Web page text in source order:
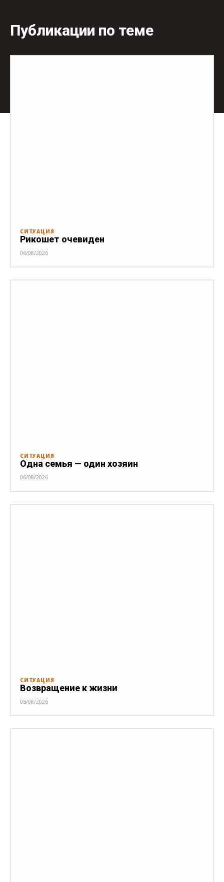
Публикации по теме
СИТУАЦИЯ
Рикошет очевиден
06/08/2026
СИТУАЦИЯ
Одна семья — один хозяин
06/08/2026
СИТУАЦИЯ
Возвращение к жизни
05/08/2026